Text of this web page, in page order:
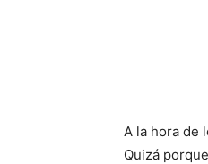
A la hora de
Quizá